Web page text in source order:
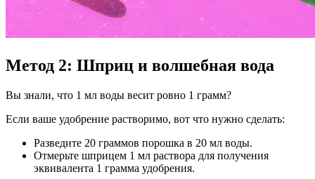
Метод 2: Шприц и волшебная вода
Вы знали, что 1 мл воды весит ровно 1 грамм?
Если ваше удобрение растворимо, вот что нужно сделать:
Разведите 20 граммов порошка в 20 мл воды.
Отмерьте шприцем 1 мл раствора для получения
эквивалента 1 грамма удобрения.